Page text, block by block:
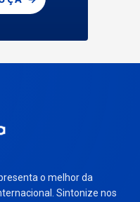
o melhor da
Sintonize nos